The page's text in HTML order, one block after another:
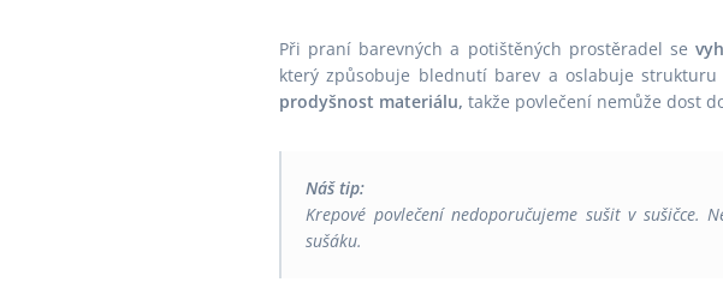
Při praní barevných a potištěných prostěradel se
který způsobuje blednutí barev a oslabuje
prodyšnost materiálu, takže povlečení nemůže dost
Náš tip:
Krepové povlečení nedoporučujeme sušit v
sušáku.